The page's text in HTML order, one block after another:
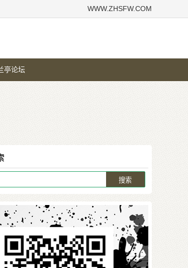
WWW.ZHSFW.COM
亭论坛